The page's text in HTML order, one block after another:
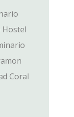
Hostel
Coral